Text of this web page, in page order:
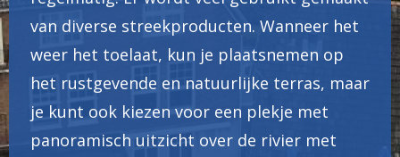
van diverse streekproducten. Wanneer het
weer het toelaat, kun je plaatsnemen op
het rustgevende en natuurlijke terras, maar
je kunt ook kiezen voor een plekje met
panoramisch uitzicht over de rivier met